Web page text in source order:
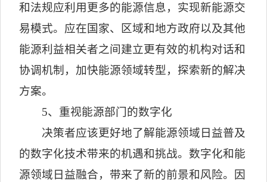
和法规应利用更多的能源信息，实现新能源交
易模式。应在国家、区域和地方政府以及其他
能源利益相关者之间建立更有效的机构对话和
协调机制，加快能源领域转型，探索新的解决
方案。
5、重视能源部门的数字化
决策者应该更好地了解能源领域日益普及
的数字化技术带来的机遇和挑战。数字化和能
源领域日益融合，带来了新的前景和风险。因